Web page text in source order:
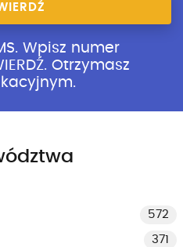
Wpisz numer
Otrzymasz
572
371